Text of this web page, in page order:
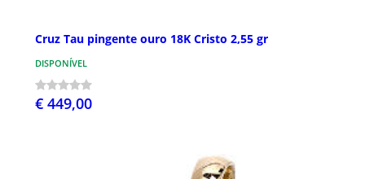
Cruz Tau pingente ouro 18K Cristo 2,55 gr
DISPONÍVEL
€ 449,00